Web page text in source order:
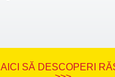
SĂ DESCOPERI